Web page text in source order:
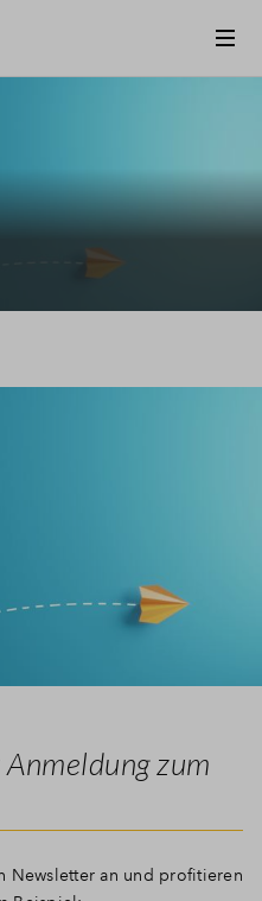
zum
Newsletter an und profitieren